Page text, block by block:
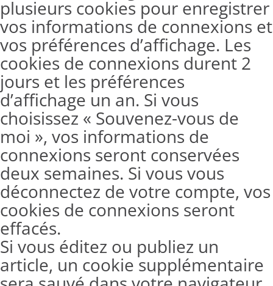
plusieurs cookies pour enregistrer
vos informations de connexions et
vos préférences d’affichage. Les
cookies de connexions durent 2
jours et les préférences
d’affichage un an. Si vous
choisissez « Souvenez-vous de
moi », vos informations de
connexions seront conservées
deux semaines. Si vous vous
déconnectez de votre compte, vos
cookies de connexions seront
effacés.
Si vous éditez ou publiez un
article, un cookie supplémentaire